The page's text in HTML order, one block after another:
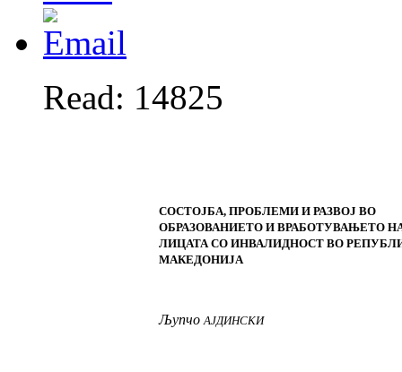
Read: 14825
СОСТОЈБА, ПРОБЛЕМИ И РАЗВОЈ ВО
ОБРАЗОВАНИЕТО И ВРАБОТУВАЊЕТО
ЛИЦАТА СО ИНВАЛИДНОСТ ВО
МАКЕДОНИЈА
Љупчо АЈДИНСКИ